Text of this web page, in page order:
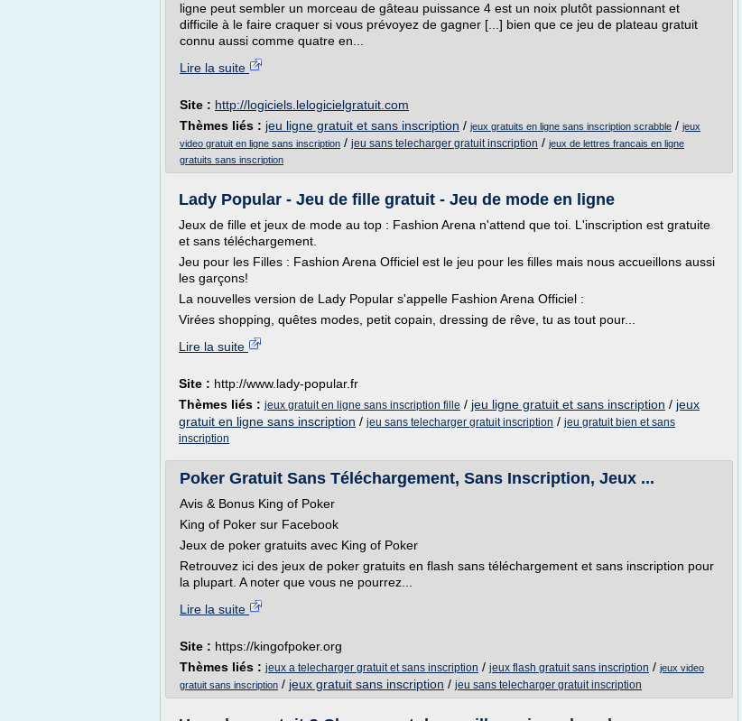
ligne peut sembler un morceau de gâteau puissance 4 est un noix plutôt passionnant et
difficile à le faire craquer si vous prévoyez de gagner [...] bien que ce jeu de plateau gratuit
connu aussi comme quatre en...
Lire la suite
Site : http://logiciels.lelogicielgratuit.com
Thèmes liés : jeu ligne gratuit et sans inscription / jeux gratuits en ligne sans inscription scrabble / jeux
video gratuit en ligne sans inscription / jeu sans telecharger gratuit inscription / jeux de lettres francais en ligne
gratuits sans inscription
Lady Popular - Jeu de fille gratuit - Jeu de mode en ligne
Jeux de fille et jeux de mode au top : Fashion Arena n'attend que toi. L'inscription est gratuite
et sans téléchargement.
Jeu pour les Filles : Fashion Arena Officiel est le jeu pour les filles mais nous accueillons aussi
les garçons!
La nouvelles version de Lady Popular s'appelle Fashion Arena Officiel :
Virées shopping, quêtes modes, petit copain, dressing de rêve, tu as tout pour...
Lire la suite
Site : http://www.lady-popular.fr
Thèmes liés : jeux gratuit en ligne sans inscription fille / jeu ligne gratuit et sans inscription / jeux
gratuit en ligne sans inscription / jeu sans telecharger gratuit inscription / jeu gratuit bien et sans
inscription
Poker Gratuit Sans Téléchargement, Sans Inscription, Jeux ...
Avis & Bonus King of Poker
King of Poker sur Facebook
Jeux de poker gratuits avec King of Poker
Retrouvez ici des jeux de poker gratuits en flash sans téléchargement et sans inscription pour
la plupart. A noter que vous ne pourrez...
Lire la suite
Site : https://kingofpoker.org
Thèmes liés : jeux a telecharger gratuit et sans inscription / jeux flash gratuit sans inscription / jeux video
gratuit sans inscription / jeux gratuit sans inscription / jeu sans telecharger gratuit inscription